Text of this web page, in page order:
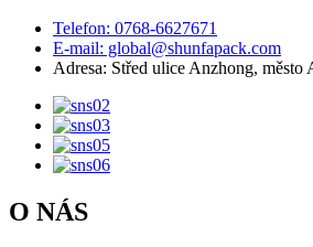
Telefon: 0768-6627671
E-mail: global@shunfapack.com
Adresa: Střed ulice Anzhong,
O NÁS